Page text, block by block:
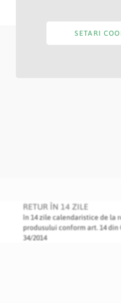
RETUR ÎN 14 ZILE
în 14 zile calendaristice de la
produsului conform art. 14 din
34/2014
SETARI